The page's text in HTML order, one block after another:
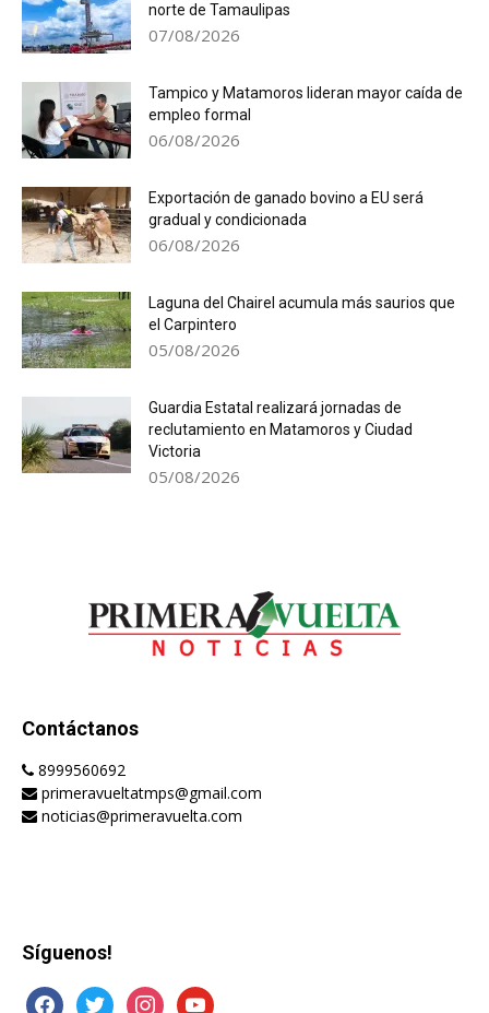
norte de Tamaulipas
07/08/2026
Tampico y Matamoros lideran mayor caída de
empleo formal
06/08/2026
Exportación de ganado bovino a EU será
gradual y condicionada
06/08/2026
Laguna del Chairel acumula más saurios que
el Carpintero
05/08/2026
Guardia Estatal realizará jornadas de
reclutamiento en Matamoros y Ciudad
Victoria
05/08/2026
Contáctanos
8999560692
primeravueltatmps@gmail.com
noticias@primeravuelta.com
Síguenos!
facebooktwitter instagramyoutube